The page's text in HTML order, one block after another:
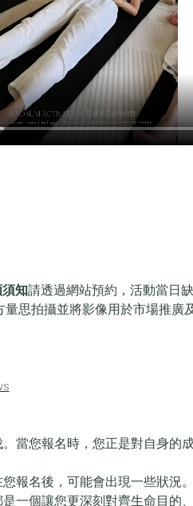
知請透過網站預約，活動當日
思拍攝並將影像用於市場推廣
當您報名時，您正是對自身的
報名後，可能會出現一些狀況
一個讓您更深刻對齊生命目的